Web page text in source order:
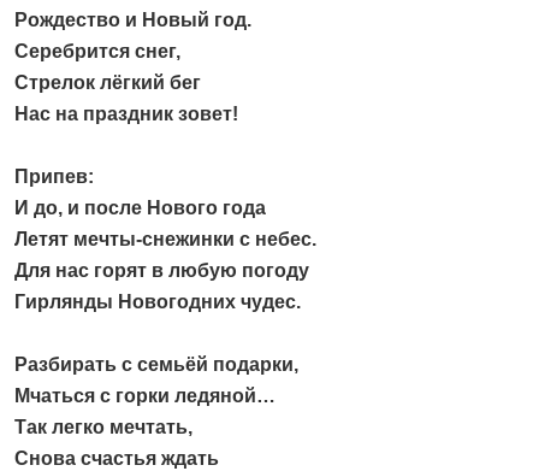
Рождество и Новый год.
Серебрится снег,
Стрелок лёгкий бег
Нас на праздник зовет!
Припев:
И до, и после Нового года
Летят мечты-снежинки с небес.
Для нас горят в любую погоду
Гирлянды Новогодних чудес.
Разбирать с семьёй подарки,
Мчаться с горки ледяной…
Так легко мечтать,
Снова счастья ждать